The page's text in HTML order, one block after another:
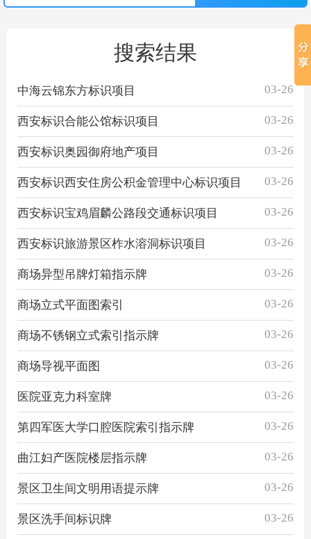
搜索结果
中海云锦东方标识项目 03-26
西安标识合能公馆标识项目 03-26
西安标识奥园御府地产项目 03-26
西安标识西安住房公积金管理中心标识项目 03-26
西安标识宝鸡眉麟公路段交通标识项目 03-26
西安标识旅游景区柞水溶洞标识项目 03-26
商场异型吊牌灯箱指示牌 03-26
商场立式平面图索引 03-26
商场不锈钢立式索引指示牌 03-26
商场导视平面图 03-26
医院亚克力科室牌 03-26
第四军医大学口腔医院索引指示牌 03-26
曲江妇产医院楼层指示牌 03-26
景区卫生间文明用语提示牌 03-26
景区洗手间标识牌 03-26